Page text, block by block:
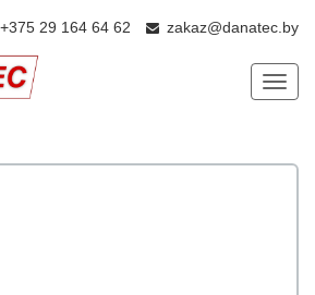
+375 29 164 64 62 zakaz@danatec.by